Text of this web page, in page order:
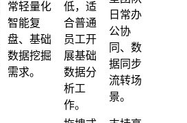
常轻量化
智能复
盘、基础
数据挖掘
需求。
低，适
合普通
员工开
展基础
数据分
析工
作。
日常办
公协
同、数
据同步
流转场
景。